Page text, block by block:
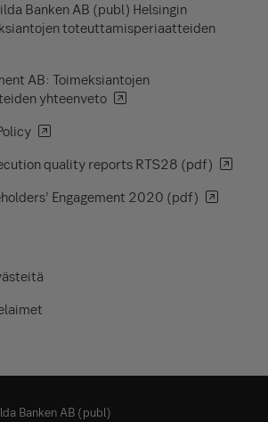
Banken AB (publ) Helsingin
toteuttamisperiaatteiden
AB: Toimeksiantojen
yhteenveto
quality reports RTS28 (pdf)
Engagement 2020 (pdf)
Banken AB (publ)